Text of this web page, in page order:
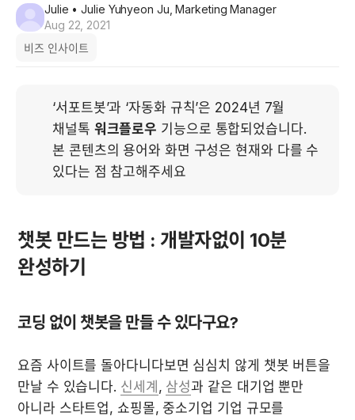
Julie • Julie Yuhyeon Ju, Marketing Manager
Aug 22, 2021
비즈 인사이트
‘서포트봇’과 ‘자동화 규칙’은 2024년 7월
채널톡 워크플로우 기능으로 통합되었습니다.
본 콘텐츠의 용어와 화면 구성은 현재와 다를 수
있다는 점 참고해주세요
챗봇 만드는 방법 : 개발자없이 10분
완성하기
코딩 없이 챗봇을 만들 수 있다구요?
요즘 사이트를 돌아다니다보면 심심치 않게 챗봇 버튼을
만날 수 있습니다. 신세계 , 삼성과 같은 대기업 뿐만
아니라 스타트업, 쇼핑몰, 중소기업 기업 규모를